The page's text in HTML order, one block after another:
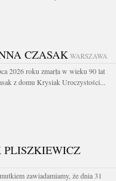
CZASAKWARSZAWA
2026 roku zmarła w wieku 90 lat
z domu Krysiak Uroczystości...
PLISZKIEWICZ
zawiadamiamy, że dnia 31